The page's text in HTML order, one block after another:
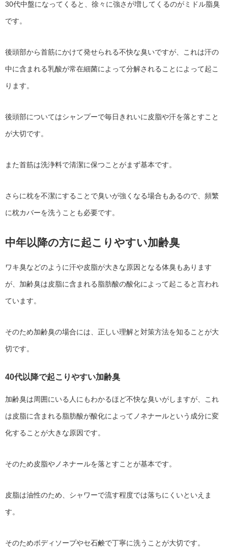
30代中盤になってくると、徐々に強さが増してくるのがミドル脂臭
です。
後頭部から首筋にかけて発せられる不快な臭いですが、これは汗の
中に含まれる乳酸が常在細菌によって分解されることによって起こ
ります。
後頭部についてはシャンプーで毎日きれいに皮脂や汗を落とすこと
が大切です。
また首筋は洗浄料で清潔に保つことがまず基本です。
さらに枕を不潔にすることで臭いが強くなる場合もあるので、頻繁
に枕カバーを洗うことも必要です。
中年以降の方に起こりやすい加齢臭
ワキ臭などのように汗や皮脂が大きな原因となる体臭もあります
が、加齢臭は皮脂に含まれる脂肪酸の酸化によって起こると言われ
ています。
そのため加齢臭の場合には、正しい理解と対策方法を知ることが大
切です。
40代以降で起こりやすい加齢臭
加齢臭は周囲にいる人にもわかるほど不快な臭いがしますが、これ
は皮脂に含まれる脂肪酸が酸化によってノネナールという成分に変
化することが大きな原因です。
そのため皮脂やノネナールを落とすことが基本です。
皮脂は油性のため、シャワーで流す程度では落ちにくいといえま
す。
そのためボディソープやセ石鹸で丁寧に洗うことが大切です。